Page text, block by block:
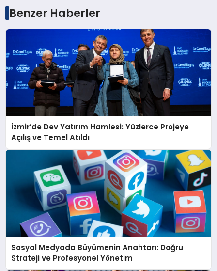
Benzer Haberler
İzmir’de Dev Yatırım Hamlesi: Yüzlerce Projeye
Açılış ve Temel Atıldı
Sosyal Medyada Büyümenin Anahtarı: Doğru
Strateji ve Profesyonel Yönetim